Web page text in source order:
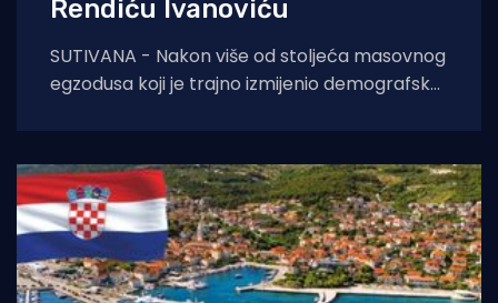
Rendiću Ivanoviću
SUTIVANA - Nakon više od stoljeća masovnog
egzodusa koji je trajno izmijenio demografsku